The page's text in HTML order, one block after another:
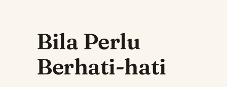
Bila Perlu
Berhati-hati